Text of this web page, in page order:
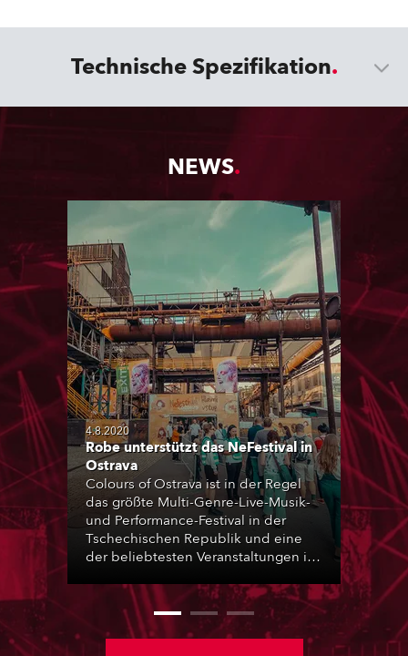
Technische Spezifikation
NEWS
4.8.2020
Robe unterstützt das NeFestival in
Ostrava
Colours of Ostrava ist in der Regel
das größte Multi-Genre-Live-Musik-
und Performance-Festival in der
Tschechischen Republik und eine
der beliebtesten Veranstaltungen im
Mitte Juli auf 22 Bühnen an vier
Tagen abwechslungsreiche und
lebhafte Unterhaltung bietet. Es